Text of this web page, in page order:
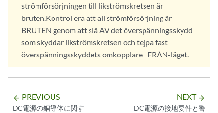
strömförsörjningen till likströmskretsen är
bruten.Kontrollera att all strömförsörjning är
BRUTEN genom att slå AV det överspänningsskydd
som skyddar likströmskretsen och tejpa fast
överspänningsskyddets omkopplare i FRÅN-läget.
arrow_backward PREVIOUS
DC電源の銅導体に関す
NEXT arrow_forward
DC電源の接地要件と警